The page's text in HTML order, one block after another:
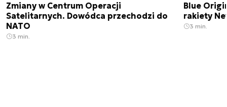
Zmiany w Centrum Operacji
Satelitarnych. Dowódca przechodzi do
NATO
3 min.
Blue
rakiety
3 min.